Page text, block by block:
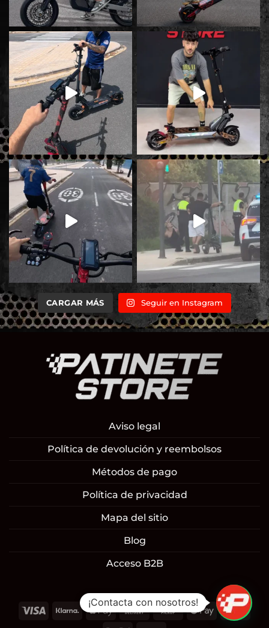
CARGAR MÁS Seguir en Instagram
Aviso legal
Política de devolución y reembolsos
Métodos de pago
Política de privacidad
Mapa del sitio
Blog
Acceso B2B
Visa Klarna
Apple
Cash
Cash
Google
Pay
¡Contacta con nosotros!